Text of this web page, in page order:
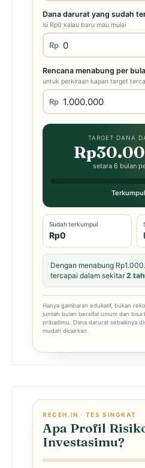
Dana darurat yang sudah
isi Rp0 kalau baru mau mulai
Rp
Rencana menabung per
untuk perkiraan kapan target
Rp
TARGET DANA
setara 6 bulan
Sudah terkumpul
Rp0
Dengan menabung
tercapai dalam sekitar2
Hanya gambaran edukatif, bukan
jumlah bulan bersifat umum dan
pribadimu. Dana darurat sebaiknya
mudah dicairkan.
RECEH.IN · TES SINGKAT
Apa Profil
Investasimu?